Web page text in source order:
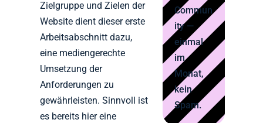
Zielgruppe und Zielen der
Website dient dieser erste
Arbeitsabschnitt dazu,
eine mediengerechte
Umsetzung der
Anforderungen zu
gewährleisten. Sinnvoll ist
es bereits hier eine
Commun
ity —
einmal
im
Monat,
kein
Spam.